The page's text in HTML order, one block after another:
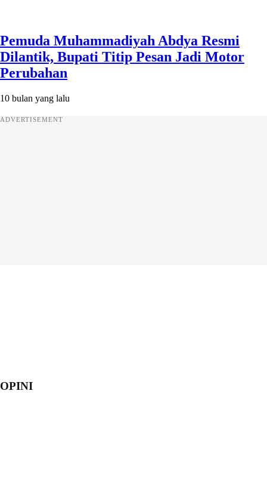
Pemuda Muhammadiyah Abdya Resmi
Dilantik, Bupati Titip Pesan Jadi Motor
Perubahan
10 bulan yang lalu
ADVERTISEMENT
OPINI